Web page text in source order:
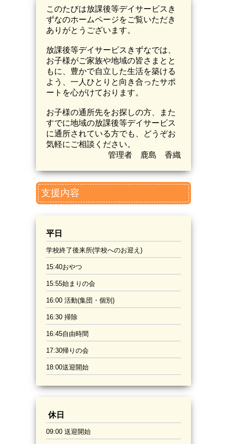
このたびは放課後等デイサービスき
ずなのホームページをご覧いただき
ありがとうございます。
放課後等デイサービスきずなでは、
お子様がご家族や地域の皆さまとと
もに、豊かで自立した生活を築ける
よう、一人ひとりと向き合ったサポ
ートを心がけております。
お子様の通所先をお探しの方、また
すでに地域の放課後等デイサービス
に通所されている方でも、どうぞお
気軽にご相談ください。
管理者 鹿島 香織
支援内容
平日
学校終了後来所(学校へのお迎え)
15:40おやつ
15:55始まりの会
16:00 活動(集団・個別)
16:30 掃除
16:45自由時間
17:30帰りの会
18:00送迎開始
休日
09:00 送迎開始